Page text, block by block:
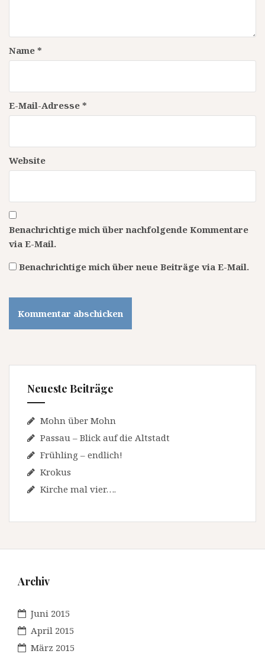
Name *
E-Mail-Adresse *
Website
Benachrichtige mich über nachfolgende Kommentare
via E-Mail.
Benachrichtige mich über neue Beiträge via E-Mail.
Neueste Beiträge
Mohn über Mohn
Passau – Blick auf die Altstadt
Frühling – endlich!
Krokus
Kirche mal vier….
Archiv
Juni 2015
April 2015
März 2015